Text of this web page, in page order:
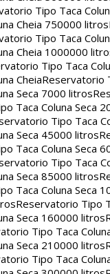
Tipo Taca
Cheia 750000 litros
Tipo Taca
Cheia 1000000
Tipo Taca
CheiaReservatorio
Seca 7000 litros
Taca Coluna Seca
Tipo Taca
Seca 45000 litros
Taca Coluna Seca
Tipo Taca
Seca 85000 litros
Taca Coluna Seca
Reservatorio Tipo
Seca 160000 litros
Tipo Taca
Seca 210000 litros
Tipo Taca